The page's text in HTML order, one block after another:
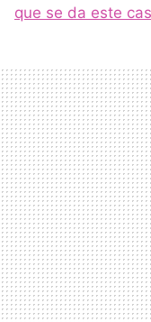
que se da este